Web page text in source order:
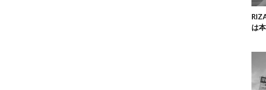
は